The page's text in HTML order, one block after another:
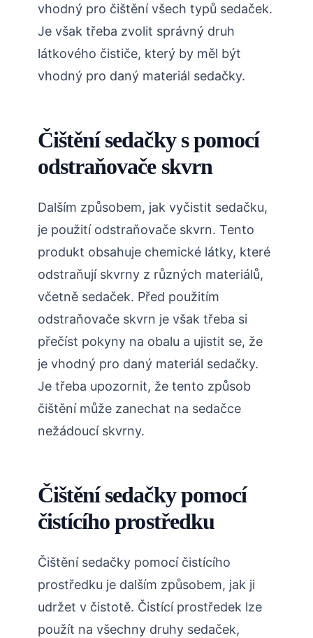
vhodný pro čištění všech typů sedaček.
Je však třeba zvolit správný druh
látkového čističe, který by měl být
vhodný pro daný materiál sedačky.
Čištění sedačky s pomocí
odstraňovače skvrn
Dalším způsobem, jak vyčistit sedačku,
je použití odstraňovače skvrn. Tento
produkt obsahuje chemické látky, které
odstraňují skvrny z různých materiálů,
včetně sedaček. Před použitím
odstraňovače skvrn je však třeba si
přečíst pokyny na obalu a ujistit se, že
je vhodný pro daný materiál sedačky.
Je třeba upozornit, že tento způsob
čištění může zanechat na sedačce
nežádoucí skvrny.
Čištění sedačky pomocí
čistícího prostředku
Čištění sedačky pomocí čistícího
prostředku je dalším způsobem, jak ji
udržet v čistotě. Čistící prostředek lze
použít na všechny druhy sedaček,